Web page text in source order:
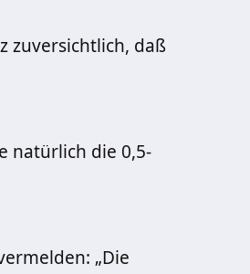
zuversichtlich, daß
natürlich die 0,5-
„Die